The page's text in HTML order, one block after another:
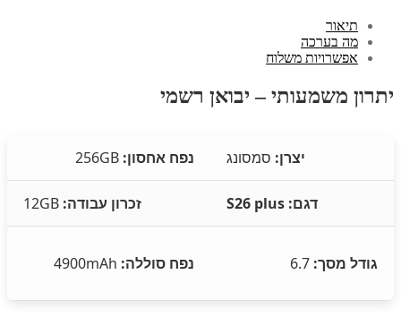
תיאור
מה בערכה
אפשרויות משלוח
יתרון משמעותי – יבואן רשמי
יצרן: סמסונג נפח אחסון: 256GB
דגם: S26 plus זכרון עבודה: 12GB
גודל מסך: 6.7 נפח סוללה: 4900mAh